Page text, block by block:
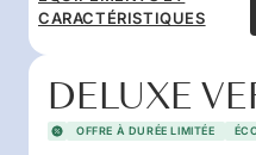
CARACTÉRISTIQUES
DELUXE
OFFRE À DURÉE LIMITÉE